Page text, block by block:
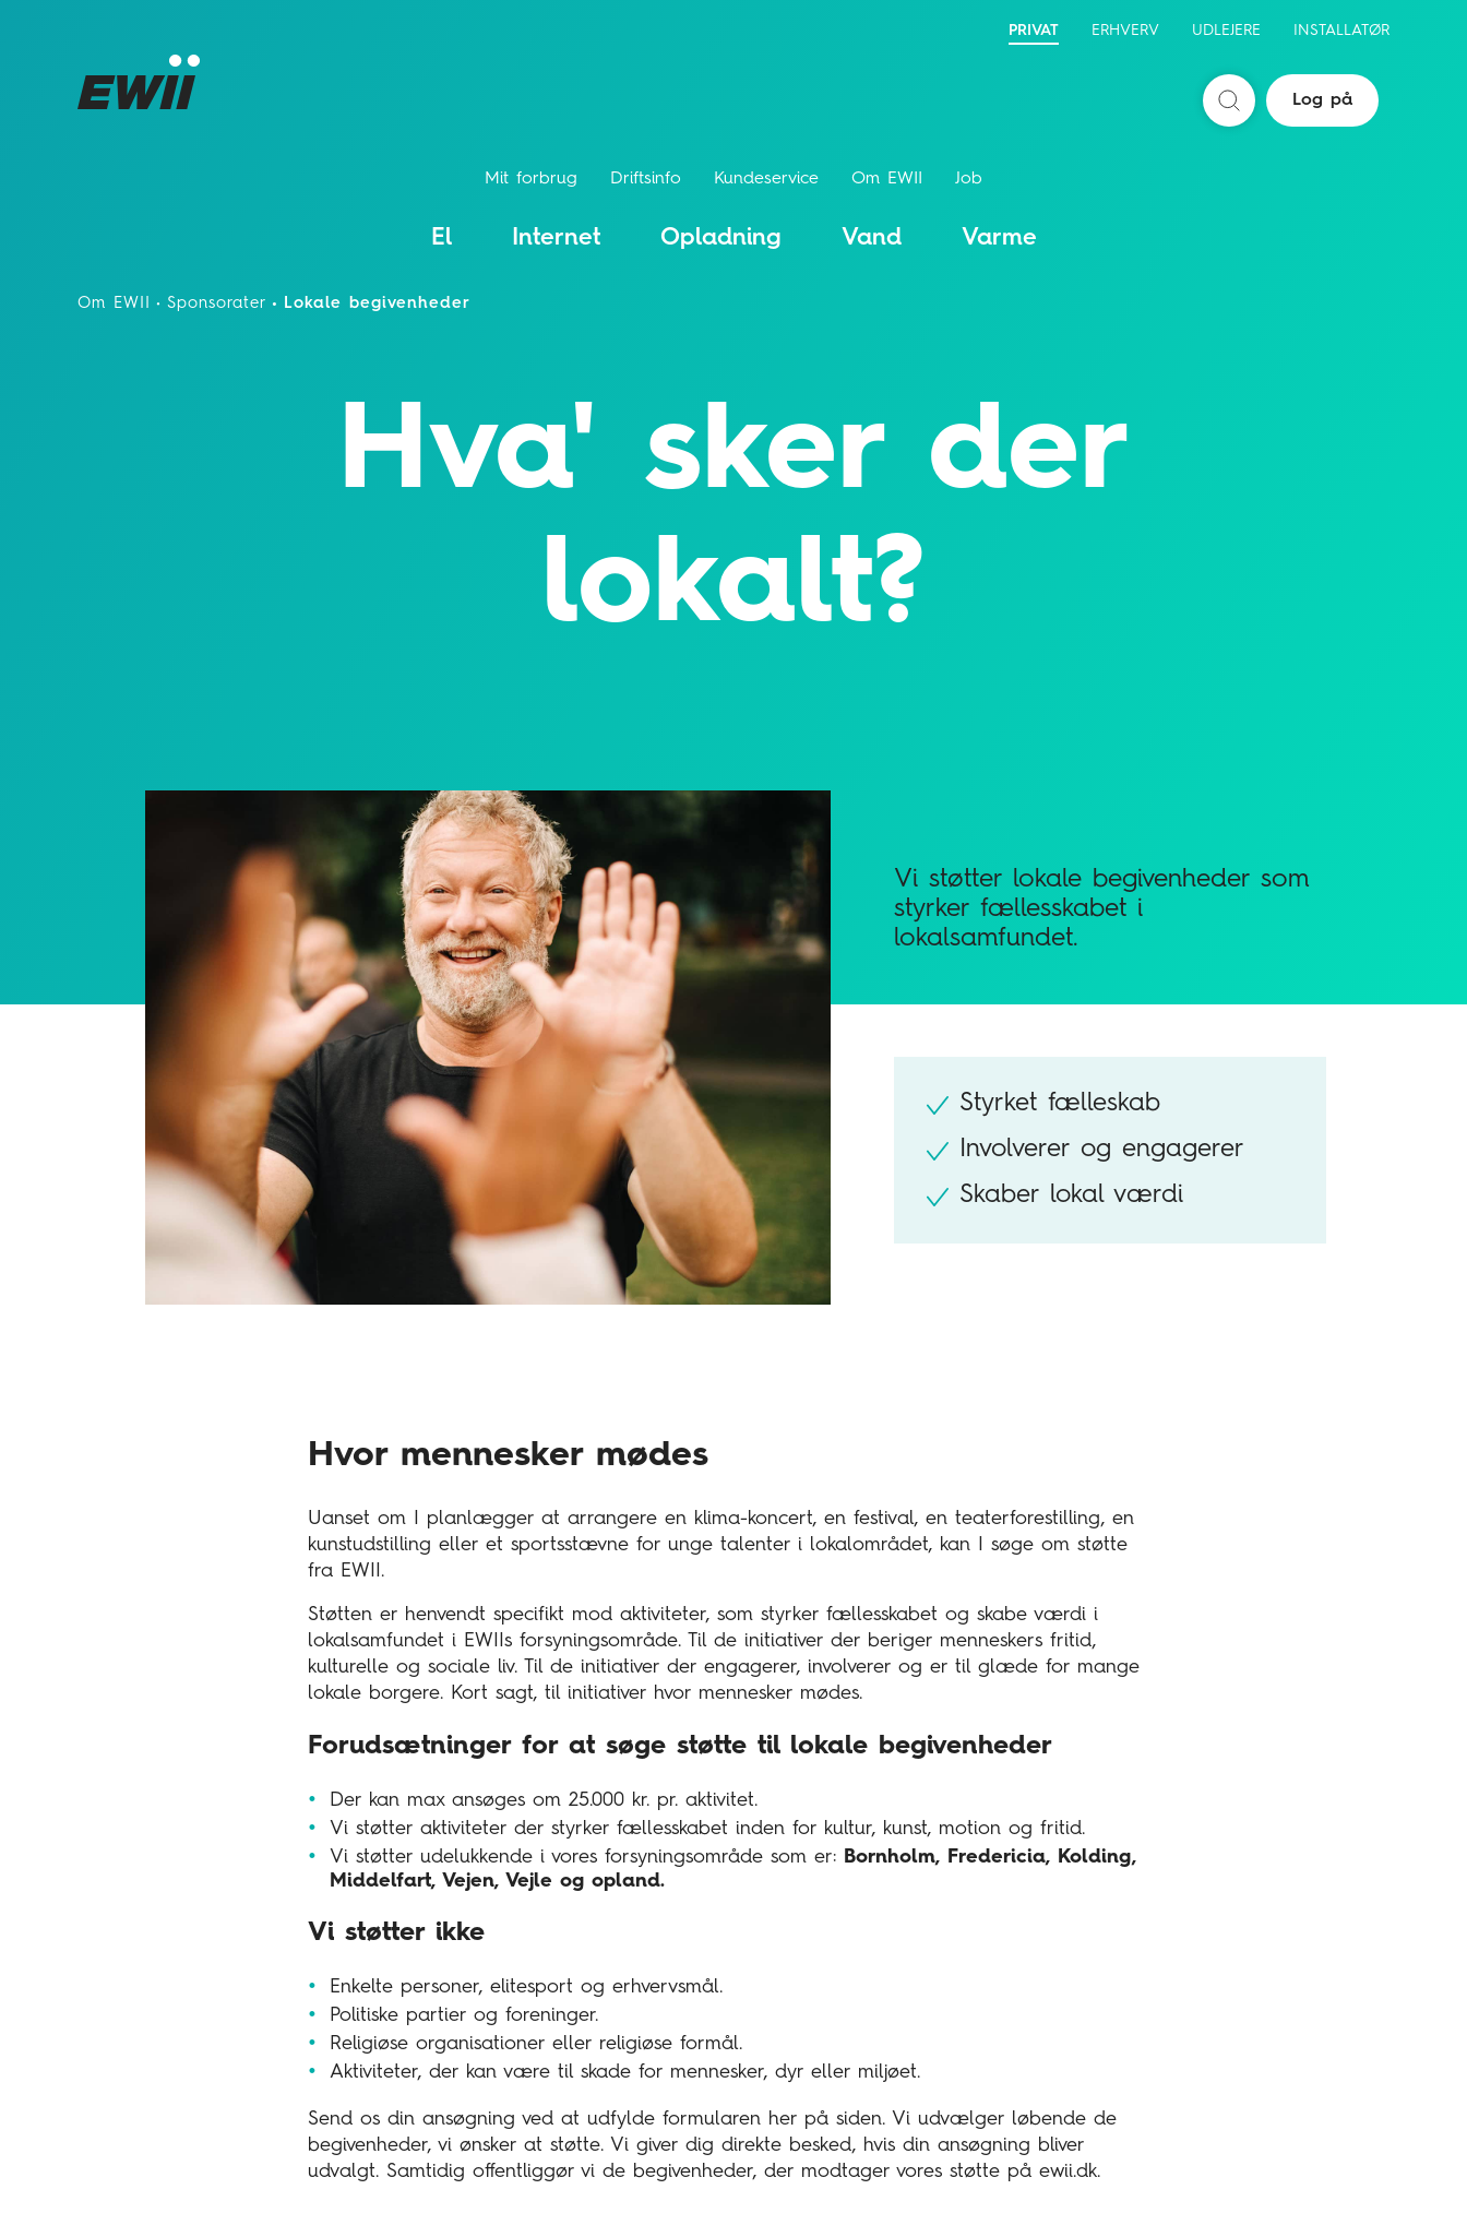
PRIVAT ERHVERV UDLEJERE INSTALLATØR
Søg Log på
Mit forbrug Driftsinfo Kundeservice Om EWII Job
El Internet Opladning Vand Varme
Om EWII Sponsorater Lokale begivenheder
Hva' sker der
lokalt?
Vi støtter lokale begivenheder som
styrker fællesskabet i
lokalsamfundet.
Styrket fælleskab
Involverer og engagerer
Skaber lokal værdi
Hvor mennesker mødes
Uanset om I planlægger at arrangere en klima-koncert, en festival, en teaterforestilling, en
kunstudstilling eller et sportsstævne for unge talenter i lokalområdet, kan I søge om støtte
fra EWII.
Støtten er henvendt specifikt mod aktiviteter, som styrker fællesskabet og skabe værdi i
lokalsamfundet i EWIIs forsyningsområde. Til de initiativer der beriger menneskers fritid,
kulturelle og sociale liv. Til de initiativer der engagerer, involverer og er til glæde for mange
lokale borgere. Kort sagt, til initiativer hvor mennesker mødes.
Forudsætninger for at søge støtte til lokale begivenheder
Der kan max ansøges om 25.000 kr. pr. aktivitet.
Vi støtter aktiviteter der styrker fællesskabet inden for kultur, kunst, motion og fritid.
Vi støtter udelukkende i vores forsyningsområde som er:
Bornholm, Fredericia, Kolding,
Middelfart, Vejen, Vejle og opland.
Vi støtter ikke
Enkelte personer, elitesport og erhvervsmål.
Politiske partier og foreninger.
Religiøse organisationer eller religiøse formål.
Aktiviteter, der kan være til skade for mennesker, dyr eller miljøet.
Send os din ansøgning ved at udfylde formularen her på siden. Vi udvælger løbende de
begivenheder, vi ønsker at støtte. Vi giver dig direkte besked, hvis din ansøgning bliver
udvalgt. Samtidig offentliggør vi de begivenheder, der modtager vores støtte på ewii.dk.